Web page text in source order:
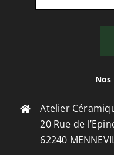
Atelier
20 Rue de
62240
03
ou indiquez